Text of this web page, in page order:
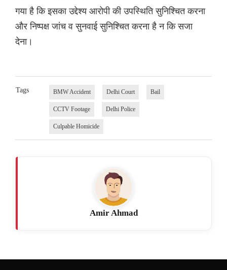
गया है कि इसका उद्देश्य आरोपी की उपस्थिति सुनिश्चित करना
और निष्पक्ष जांच व सुनवाई सुनिश्चित करना है न कि सजा
देना।
Tags BMW Accident Delhi Court Bail
CCTV Footage Delhi Police
Culpable Homicide
Amir Ahmad